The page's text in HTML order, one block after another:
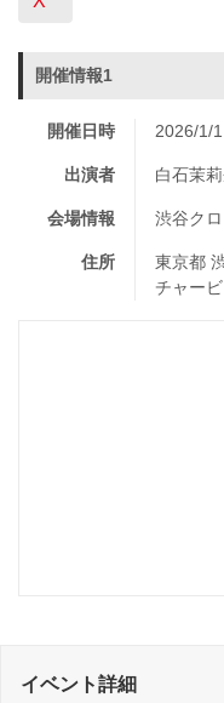
開催情報1
開催日時 2026/1/
出演者 白石茉
会場情報 渋谷ク
住所
東京都
チャー
イベント詳細